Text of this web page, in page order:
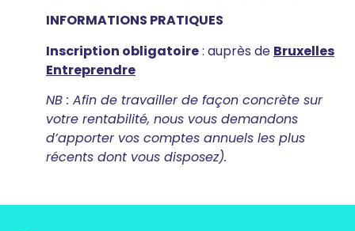
INFORMATIONS PRATIQUES
Inscription obligatoire: auprès de Bruxelles
Entreprendre
NB : Afin de travailler de façon concrète sur
votre rentabilité, nous vous demandons
d’apporter vos comptes annuels les plus
récents dont vous disposez).